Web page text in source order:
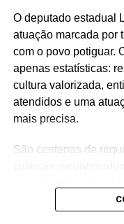
O deputado estadual
atuação marcada por
com o povo potiguar.
apenas estatísticas:
cultura valorizada,
atendidos e uma
mais precisa.
São centenas de
emendas